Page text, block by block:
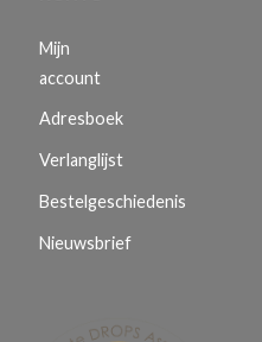
Mijn
account
Adresboek
Verlanglijst
Bestelgeschiedenis
Nieuwsbrief